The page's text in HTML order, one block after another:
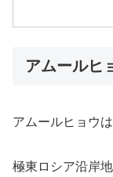
アムールヒ
アムールヒョウ
極東ロシア沿岸